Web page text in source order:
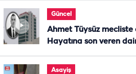
Güncel
Ahmet Tüysüz mecliste
Hayatına son veren
bıraktı
Asayiş